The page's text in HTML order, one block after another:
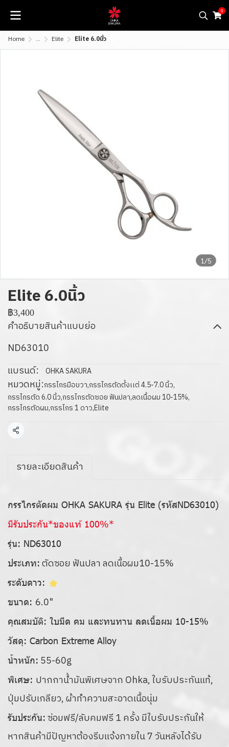
0
Home ... Elite Elite 6.0นิ้ว
1/5
Elite 6.0นิ้ว
฿3,400
คำอธิบายสินค้าแบบย่อ
ND63010
แบรนด์:
OHKA SAKURA
หมวดหมู่:กรรไกรมือขวา,กรรไกรตัดตั้งเเต่ 4.5-7.0 นิ้ว,
กรรไกรตัด 6.0 นิ้ว,กรรไกรตัดซอย ฟันปลา,ลดเนื้อผม 10-15%,
กรรไกรตัดผม,กรรไกร 1 ดาว,Elite
แชร์
รายละเอียดสินค้า
กรรไกรตัดผม OHKA SAKURA รุ่น Elite (รหัสND63010)
มีรับประกัน*ของแท้ 100%*
รุ่น: ND63010
ประเภท: ตัดซอย ฟันปลา ลดเนื้อผม10-15%
ระดับดาว:
ขนาด: 6.0"
คุณสมบัติ: ใบมีด คม และทนทาน ลดเนื้อผม 10-15%
วัสดุ: Carbon Extreme Alloy
น้ำหนัก: 55-60g
พิเศษ: ปากกาน้ำมันพิเศษจาก Ohka, ใบรับประกันแท้,
ปุ่มปรับเกลียว, ผ้าทำความสะอาดเนื้อนุ่ม
รับประกัน: ซ่อมฟรี/ลับคมฟรี 1 ครั้ง มีใบรับประกันให้
หากสินค้ามีปัญหาต้องรีบแจ้งภายใน 7 วันหลังได้รับ